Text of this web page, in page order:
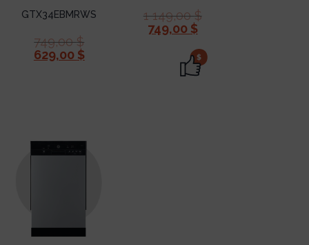
GTX34EBMRWS
749,00$
629,00 $
1 149,00$
749,00 $
$